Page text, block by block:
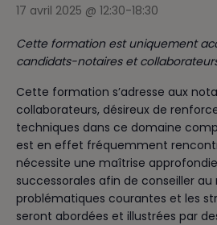
17 avril 2025 @ 12:30-18:30
Cette formation est uniquement
candidats-notaires et
Cette formation s’adresse aux
collaborateurs, désireux de
techniques dans ce domaine
est en effet fréquemment
nécessite une maîtrise
successorales afin de conseiller au
problématiques courantes et les
seront abordées et illustrées par